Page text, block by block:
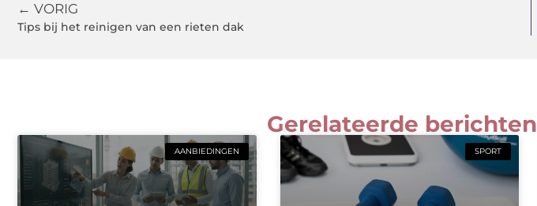
← VORIG
Tips bij het reinigen van een rieten dak
Gerelateerde berichten
AANBIEDINGEN SPORT